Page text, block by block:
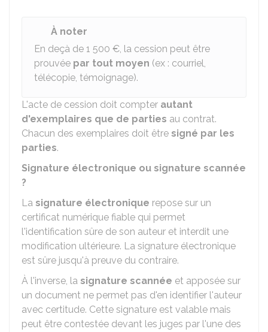
À noter
En deçà de 1 500 €, la cession peut être
prouvée par tout moyen (ex : courriel,
télécopie, témoignage).
L'acte de cession doit compter autant
d'exemplaires que de parties au contrat.
Chacun des exemplaires doit être signé par les
parties.
Signature électronique ou signature scannée
?
La signature électronique repose sur un
certificat numérique fiable qui permet
l'identification sûre de son auteur et interdit une
modification ultérieure. La signature électronique
est sûre jusqu'à preuve du contraire.
À l'inverse, la signature scannée et apposée sur
un document ne permet pas d'en identifier l'auteur
avec certitude. Cette signature est valable mais
peut être contestée devant les juges par l'une des